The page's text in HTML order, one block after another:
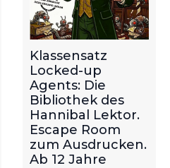
Klassensatz
Locked-up
Agents: Die
Bibliothek des
Hannibal Lektor.
Escape Room
zum Ausdrucken.
Ab 12 Jahre